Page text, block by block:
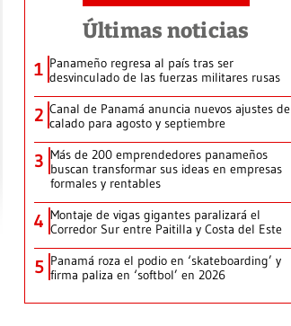
Últimas noticias
1 Panameño regresa al país tras ser
desvinculado de las fuerzas militares rusas
2 Canal de Panamá anuncia nuevos ajustes de
calado para agosto y septiembre
3 Más de 200 emprendedores panameños
buscan transformar sus ideas en empresas
formales y rentables
4 Montaje de vigas gigantes paralizará el
Corredor Sur entre Paitilla y Costa del Este
5 Panamá roza el podio en ‘skateboarding’ y
firma paliza en ‘softbol’ en 2026